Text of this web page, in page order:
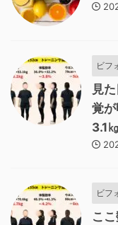
ビフ
見
覚
3.1㎏
ビフ
こ